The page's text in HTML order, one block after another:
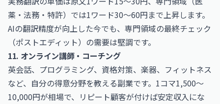
薬・法務・特許）では1ワード30〜60円まで上昇します。
AIの翻訳精度が向上した今でも、専門領域の最終チェック
（ポストエディット）の需要は堅調です。
11. オンライン講師・コーチング
英会話、プログラミング、資格対策、楽器、フィットネス
など、自分の得意分野を教える副業です。1コマ1,500〜
10,000円が相場で、リピート顧客が付けば安定収入にな